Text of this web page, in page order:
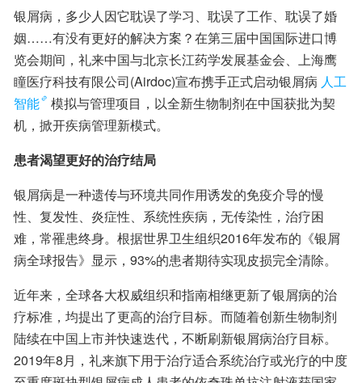
银屑病，多少人因它耽误了学习、耽误了工作、耽误了婚
姻……有没有更好的解决方案？在第三届中国国际进口博
览会期间，礼来中国与北京长江药学发展基金会、上海鹰
瞳医疗科技有限公司(Airdoc)宣布携手正式启动银屑病 人工
智能
模拟与管理项目，以全新生物制剂在中国获批为契
机，掀开疾病管理新模式。
患者渴望更好的治疗结局
银屑病是一种遗传与环境共同作用诱发的免疫介导的慢
性、复发性、炎症性、系统性疾病，无传染性，治疗困
难，常罹患终身。根据世界卫生组织2016年发布的《银屑
病全球报告》显示，93%的患者期待实现皮损完全清除。
近年来，全球各大权威组织和指南相继更新了银屑病的治
疗标准，均提出了更高的治疗目标。而随着创新生物制剂
陆续在中国上市并快速迭代，不断刷新银屑病治疗目标。
2019年8月，礼来旗下用于治疗适合系统治疗或光疗的中度